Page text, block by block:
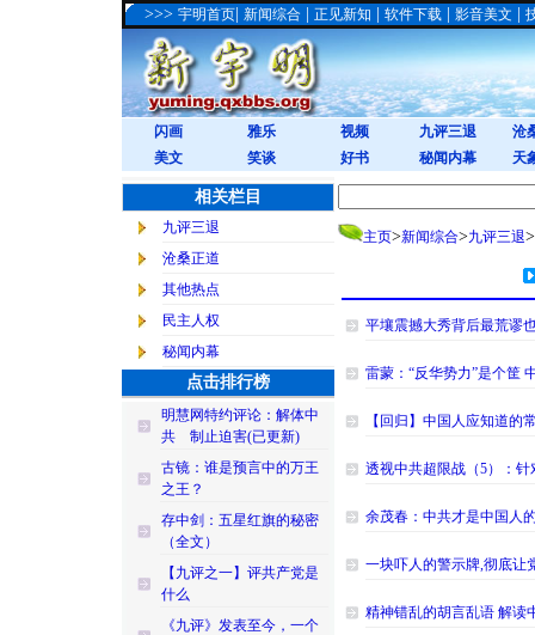
>>> 宇明首页 新闻综合 正见新知 软件下载 影音美文
闪画 雅乐 视频 九评三退
沧
美文
笑谈 好书 秘闻内幕 天
相关栏目
九评三退
沧桑正道
其他热点
民主人权
秘闻内幕
点击排行榜
明慧网特约评论：解体中
共 制止迫害(已更新)
古镜：谁是预言中的万王
之王？
存中剑：五星红旗的秘密
（全文）
【九评之一】评共产党是
什么
《九评》发表至今，一个
主页>新闻综合>九评三退>
平壤震撼大秀背后最荒谬
雷蒙：“反华势力”是个筐
【回归】中国人应知道的
透视中共超限战（5）：
余茂春：中共才是中国人
一块吓人的警示牌,彻底让
精神错乱的胡言乱语 解读